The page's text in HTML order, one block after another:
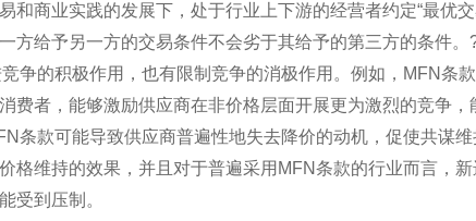
和商业实践的发展下，处于行业上下游的经营者约定“最优交
方给予另一方的交易条件不会劣于其给予的第三方的条件。
争的积极作用，也有限制竞争的消极作用。例如，MFN条
费者，能够激励供应商在非价格层面开展更为激烈的竞争，
条款可能导致供应商普遍性地失去降价的动机，促使共谋
格维持的效果，并且对于普遍采用MFN条款的行业而言，
受到压制。